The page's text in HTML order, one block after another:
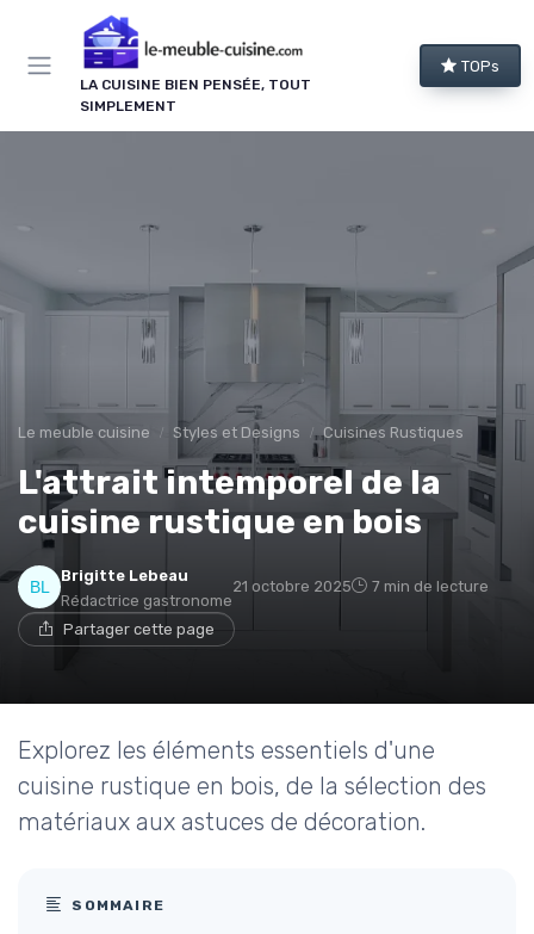
LA CUISINE BIEN PENSÉE, TOUT
SIMPLEMENT
TOPs
Le meuble cuisine Styles et Designs Cuisines Rustiques
L'attrait intemporel de la
cuisine rustique en bois
Brigitte Lebeau
Rédactrice gastronome
21 octobre 2025 7 min de lecture
Partager cette page
Explorez les éléments essentiels d'une
cuisine rustique en bois, de la sélection des
matériaux aux astuces de décoration.
SOMMAIRE
Panneau de gestion des cookies